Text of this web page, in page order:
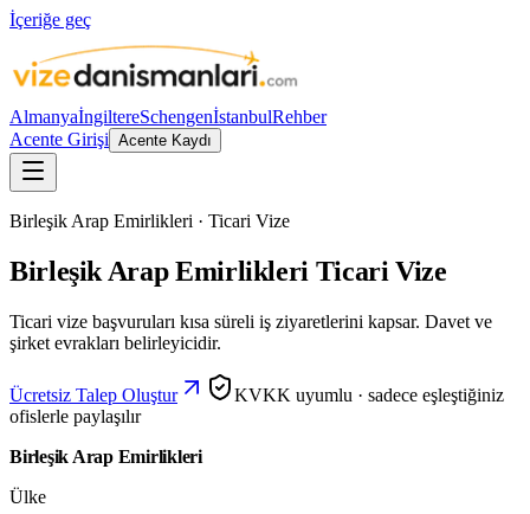
İçeriğe geç
AlmanyaİngiltereSchengenİstanbulRehber
Acente Girişi Acente Kaydı
Birleşik Arap Emirlikleri · Ticari Vize
Birleşik Arap Emirlikleri Ticari Vize
Ticari vize başvuruları kısa süreli iş ziyaretlerini kapsar. Davet ve
şirket evrakları belirleyicidir.
Ücretsiz Talep Oluştur
KVKK uyumlu · sadece eşleştiğiniz
ofislerle paylaşılır
Birleşik Arap Emirlikleri
Ülke